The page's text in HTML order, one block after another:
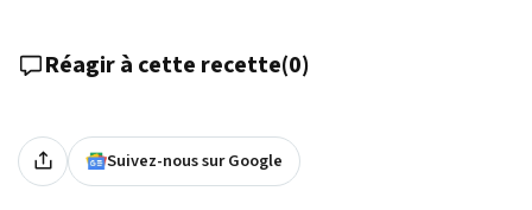
Réagir à cette recette(0)
Suivez-nous sur Google